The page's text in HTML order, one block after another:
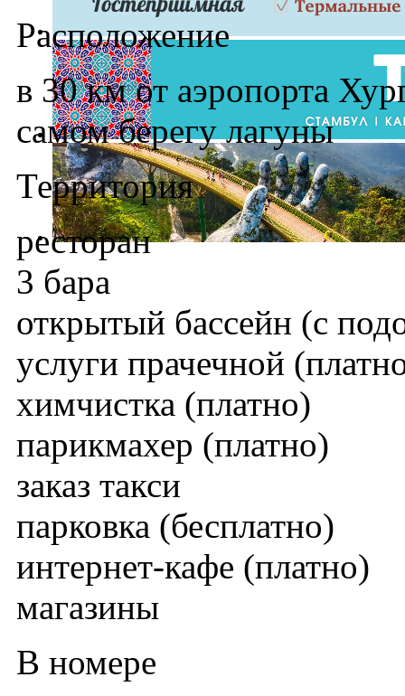
Расположение
в 30 км от аэропорта
самом берегу лагуны
Территория
ресторан
3 бара
открытый бассейн (с
услуги прачечной
химчистка (платно)
парикмахер (платно)
заказ такси
парковка (бесплатно)
интернет-кафе (платно)
магазины
В номере